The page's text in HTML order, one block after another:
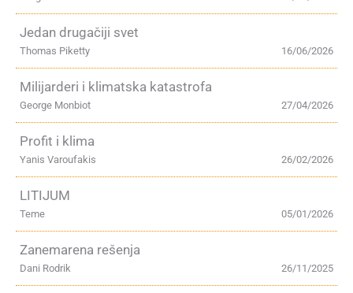
Jedan drugačiji svet
16/06/2026
Thomas Piketty
Milijarderi i klimatska katastrofa
27/04/2026
George Monbiot
Profit i klima
26/02/2026
Yanis Varoufakis
LITIJUM
05/01/2026
Teme
Zanemarena rešenja
26/11/2025
Dani Rodrik